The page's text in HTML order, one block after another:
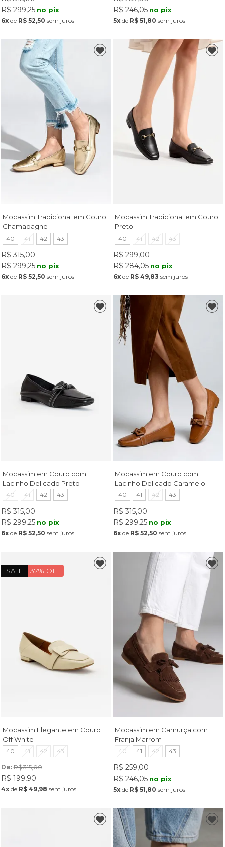
R$ 299,25 no pix
6xde R$ 52,50 sem juros
R$ 246,05 no pix
5x de R$ 51,80 sem juros
Mocassim Tradicional em Couro
Chamapagne
40 41 42 43
R$ 315,00
R$ 299,25 no pix
6xde R$ 52,50 sem juros
Mocassim Tradicional em Couro
Preto
40 41 42 43
R$ 299,00
R$ 284,05 no pix
6x de R$ 49,83 sem juros
Mocassim em Couro com
Lacinho Delicado Preto
40 41 42 43
R$ 315,00
R$ 299,25 no pix
6xde R$ 52,50 sem juros
Mocassim em Couro com
Lacinho Delicado Caramelo
40 41 42 43
R$ 315,00
R$ 299,25 no pix
6x de R$ 52,50 sem juros
SALE 37% OFF
Mocassim Elegante em Couro
Off White
40 41 42 43
De: R$ 315,00
R$ 199,90
4xde R$ 49,98 sem juros
Mocassim em Camurça com
Franja Marrom
40 41 42 43
R$ 259,00
R$ 246,05 no pix
5x de R$ 51,80 sem juros